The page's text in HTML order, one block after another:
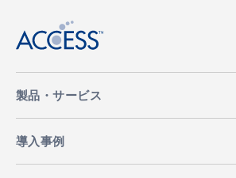
製品・サービス
導入事例